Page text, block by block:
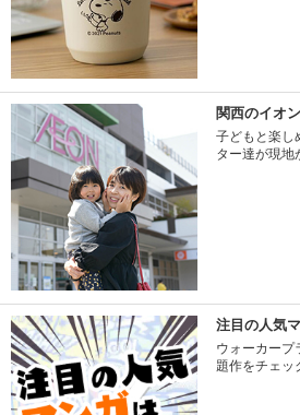
関西のイオ
子どもと楽し
ター達が現地
注目の人気
ウォーカープ
題作をチェッ